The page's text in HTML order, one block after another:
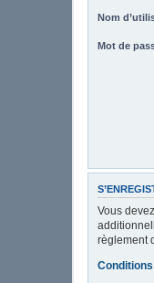
Nom
Mot de
Vous
règlement